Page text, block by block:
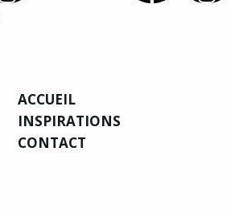
ACCUEIL
INSPIRATIONS
CONTACT